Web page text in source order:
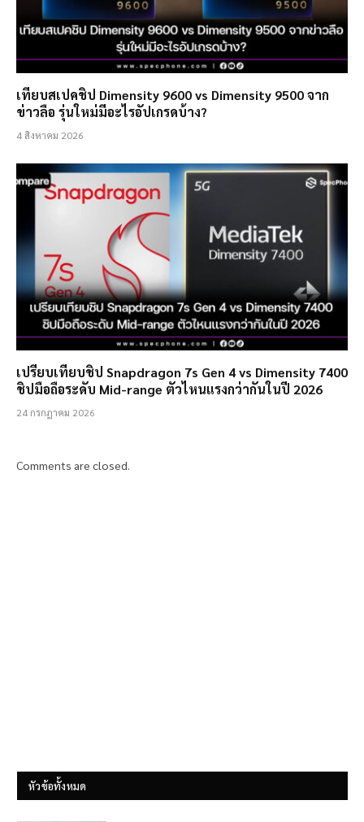
เทียบสเปคชิป Dimensity 9600 vs Dimensity 9500 จาก
ข่าวลือ รุ่นใหม่มีอะไรอัปเกรดบ้าง?
4 สิงหาคม 2026
เปรียบเทียบชิป Snapdragon 7s Gen 4 vs Dimensity 7400
ชิปมือถือระดับ Mid-range ตัวไหนแรงกว่ากันในปี 2026
24 กรกฎาคม 2026
Comments are closed.
หัวข้อทั้งหมด